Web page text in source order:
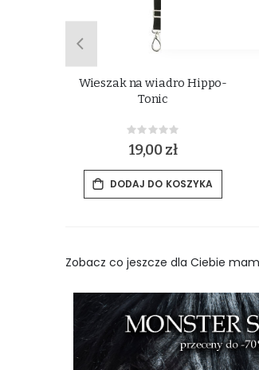
Wieszak na wiadro Hippo-
Tonic
Rating:
0%
19,00 zł
DODAJ DO KOSZYKA
Zobacz co jeszcze dla Ciebie